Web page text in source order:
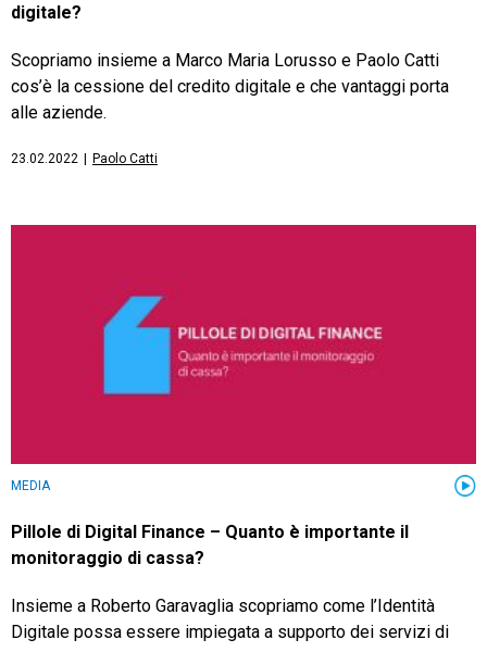
digitale?
Scopriamo insieme a Marco Maria Lorusso e Paolo Catti
cos’è la cessione del credito digitale e che vantaggi porta
alle aziende.
23.02.2022 | Paolo Catti
MEDIA
Pillole di Digital Finance – Quanto è importante il
monitoraggio di cassa?
Insieme a Roberto Garavaglia scopriamo come l’Identità
Digitale possa essere impiegata a supporto dei servizi di